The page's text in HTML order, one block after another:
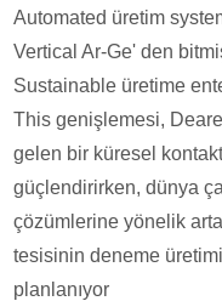
Automated üretim
Vertical Ar-Ge' den
Sustainable üretime
This genişlemesi,
gelen bir küresel
güçlendirirken, dünya
çözümlerine yönelik
tesisinin deneme
planlanıyor